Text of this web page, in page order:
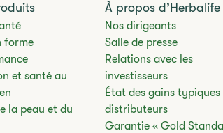
forme​
et santé au
la peau et du
​​À propos d’Herbalife​
Nos dirigeants
​​Salle de presse​
Relations avec les
investisseurs
État des gains typiques
distributeurs
Garantie « Gold